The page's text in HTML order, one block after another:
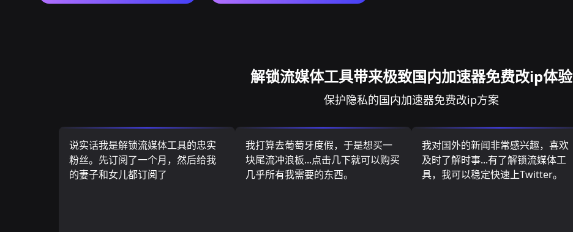
解锁流媒体工具带来极致国内加速器免费改ip体验
保护隐私的国内加速器免费改ip方案
说实话我是解锁流媒体工具的忠实
粉丝。先订阅了一个月，然后给我
的妻子和女儿都订阅了
我打算去葡萄牙度假，于是想买一
块尾流冲浪板...点击几下就可以购买
几乎所有我需要的东西。
我对国外的新闻非常感兴趣，喜欢
及时了解时事...有了解锁流媒体工
具，我可以稳定快速上Twitter。